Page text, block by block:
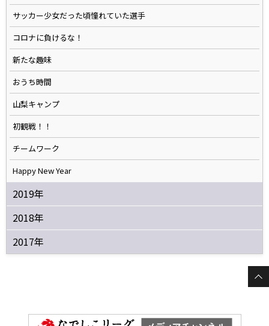
サッカー少女だった頃憧れていた選手
コロナに負けるな！
新たな趣味
おうち時間
山梨キャンプ
初観戦！！
チームワーク
Happy New Year
2019年
2018年
2017年